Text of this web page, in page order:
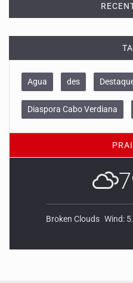
Agua des
Diaspora Cabo Verdiana
Broken Clouds Wind: